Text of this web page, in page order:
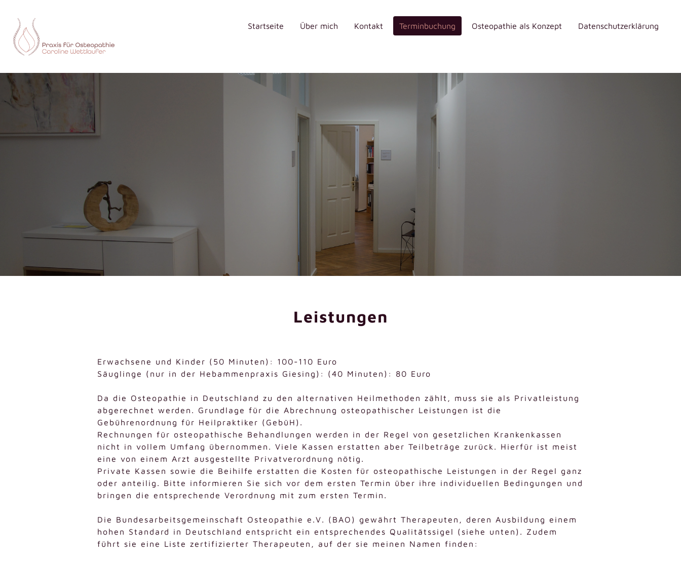
Startseite Über mich Kontakt Terminbuchung Osteopathie als Konzept Datenschutzerklärung
Leistungen
Erwachsene und Kinder (50 Minuten): 100-110 Euro
Säuglinge (nur in der Hebammenpraxis Giesing): (40 Minuten): 80 Euro
Da die Osteopathie in Deutschland zu den alternativen Heilmethoden zählt, muss sie als Privatleistung
abgerechnet werden. Grundlage für die Abrechnung osteopathischer Leistungen ist die
Gebührenordnung für Heilpraktiker (GebüH).
Rechnungen für osteopathische Behandlungen werden in der Regel von gesetzlichen Krankenkassen
nicht in vollem Umfang übernommen. Viele Kassen erstatten aber Teilbeträge zurück. Hierfür ist meist
eine von einem Arzt ausgestellte Privatverordnung nötig.
Private Kassen sowie die Beihilfe erstatten die Kosten für osteopathische Leistungen in der Regel ganz
oder anteilig. Bitte informieren Sie sich vor dem ersten Termin über ihre individuellen Bedingungen und
bringen die entsprechende Verordnung mit zum ersten Termin.
Die Bundesarbeitsgemeinschaft Osteopathie e.V. (BAO) gewährt Therapeuten, deren Ausbildung einem
hohen Standard in Deutschland entspricht ein entsprechendes Qualitätssigel (siehe unten). Zudem
führt sie eine Liste zertifizierter Therapeuten, auf der sie meinen Namen finden: